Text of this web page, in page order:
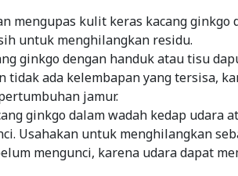
mengupas kulit keras kacang ginkgo
untuk menghilangkan residu.
ginkgo dengan handuk atau tisu
tidak ada kelembapan yang tersisa,
jamur.
ginkgo dalam wadah kedap udara
Usahakan untuk menghilangkan
mengunci, karena udara dapat